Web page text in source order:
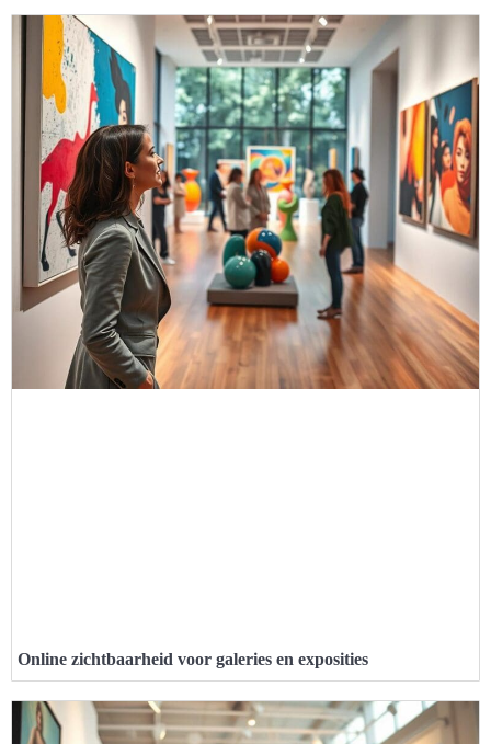
Online zichtbaarheid voor galeries en exposities